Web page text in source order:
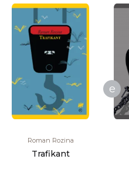
Roman Rozina
Trafikant
e